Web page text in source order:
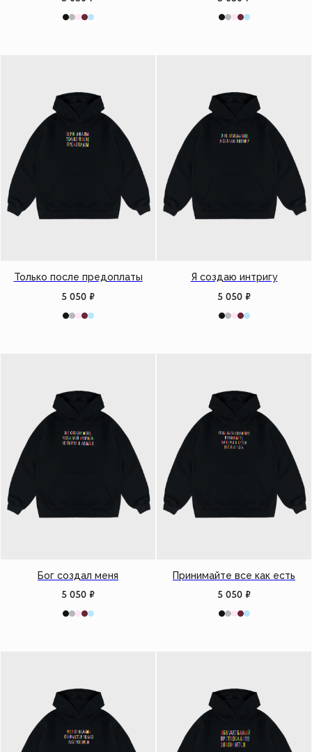
Только после предоплаты
5 050 ₽
Я создаю интригу
5 050 ₽
Бог создал меня
5 050 ₽
Принимайте все как есть
5 050 ₽